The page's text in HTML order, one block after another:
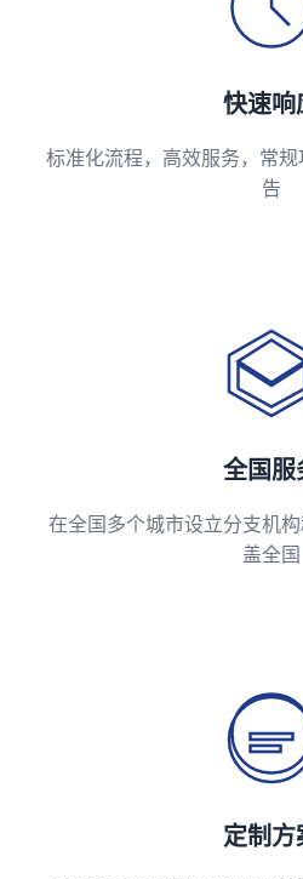
快速响
标准化流程，高效服务，常
告
全国服
在全国多个城市设立分支机
盖全国
定制方